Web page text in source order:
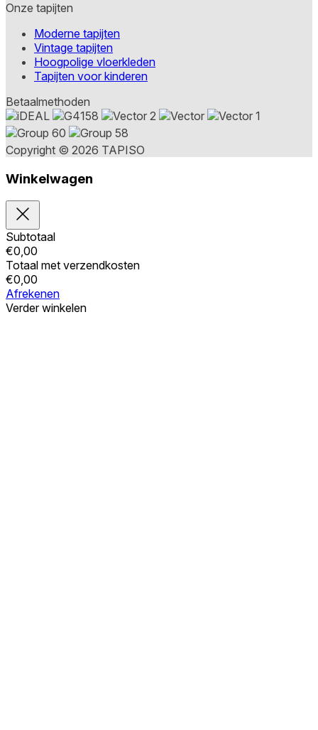
Onze tapijten
Moderne tapijten
Vintage tapijten
Hoogpolige vloerkleden
Tapijten voor kinderen
Betaalmethoden
Copyright © 2026 TAPISO
Winkelwagen
Subtotaal
€0,00
Totaal met verzendkosten
€0,00
Afrekenen
Verder winkelen